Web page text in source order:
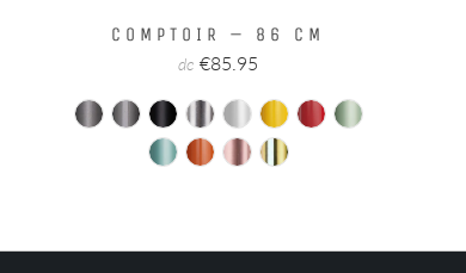
COMPTOIR – 86 CM
de €85.95